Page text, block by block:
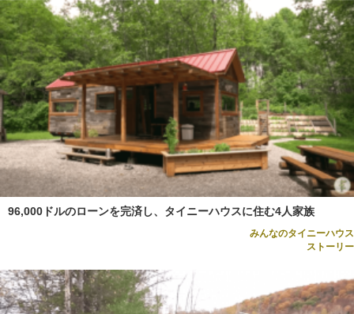
96,000ドルのローンを完済し、タイニーハウスに住む4人家族
みんなのタイニーハウス
ストーリー